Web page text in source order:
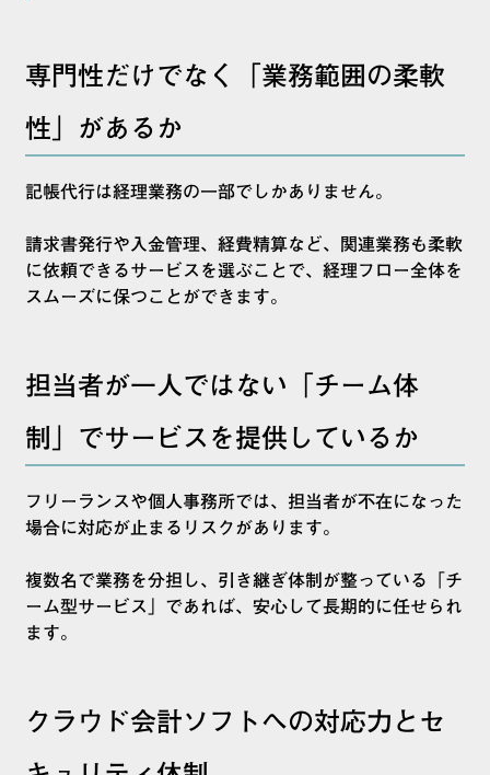
専門性だけでなく「業務範囲の柔軟
性」があるか
記帳代行は経理業務の一部でしかありません。
請求書発行や入金管理、経費精算など、関連業務も柔軟
に依頼できるサービスを選ぶことで、経理フロー全体を
スムーズに保つことができます。
担当者が一人ではない「チーム体
制」でサービスを提供しているか
フリーランスや個人事務所では、担当者が不在になった
場合に対応が止まるリスクがあります。
複数名で業務を分担し、引き継ぎ体制が整っている「チ
ーム型サービス」であれば、安心して長期的に任せられ
ます。
クラウド会計ソフトへの対応力とセ